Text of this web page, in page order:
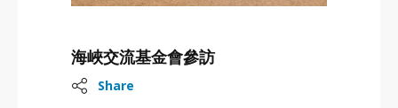
海峽交流基金會參訪
Share